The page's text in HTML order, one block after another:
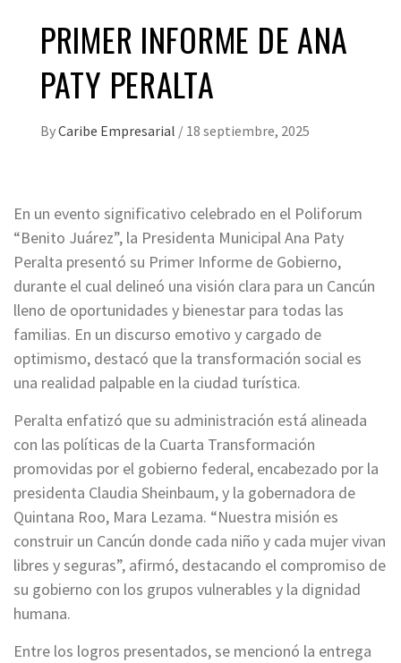
PRIMER INFORME DE ANA
PATY PERALTA
ByCaribe Empresarial / 18 septiembre, 2025
En un evento significativo celebrado en el Poliforum
“Benito Juárez”, la Presidenta Municipal Ana Paty
Peralta presentó su Primer Informe de Gobierno,
durante el cual delineó una visión clara para un Cancún
lleno de oportunidades y bienestar para todas las
familias. En un discurso emotivo y cargado de
optimismo, destacó que la transformación social es
una realidad palpable en la ciudad turística.
Peralta enfatizó que su administración está alineada
con las políticas de la Cuarta Transformación
promovidas por el gobierno federal, encabezado por la
presidenta Claudia Sheinbaum, y la gobernadora de
Quintana Roo, Mara Lezama. “Nuestra misión es
construir un Cancún donde cada niño y cada mujer vivan
libres y seguras”, afirmó, destacando el compromiso de
su gobierno con los grupos vulnerables y la dignidad
humana.
Entre los logros presentados, se mencionó la entrega